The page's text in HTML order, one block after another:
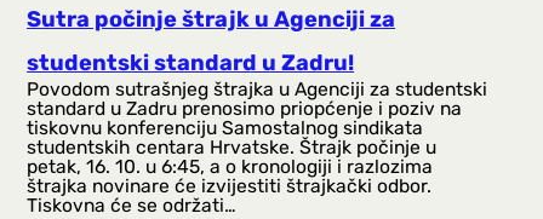
Sutra počinje štrajk u Agenciji za
studentski standard u Zadru!
Povodom sutrašnjeg štrajka u Agenciji za studentski
standard u Zadru prenosimo priopćenje i poziv na
tiskovnu konferenciju Samostalnog sindikata
studentskih centara Hrvatske. Štrajk počinje u
petak, 16. 10. u 6:45, a o kronologiji i razlozima
štrajka novinare će izvijestiti štrajkački odbor.
Tiskovna će se održati…